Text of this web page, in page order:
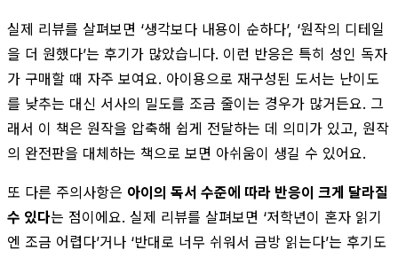
실제 리뷰를 살펴보면 ‘생각보다 내용이 순하다’, ‘원작의 디테일
을 더 원했다’는 후기가 많았습니다. 이런 반응은 특히 성인 독자
가 구매할 때 자주 보여요. 아이용으로 재구성된 도서는 난이도
를 낮추는 대신 서사의 밀도를 조금 줄이는 경우가 많거든요. 그
래서 이 책은 원작을 압축해 쉽게 전달하는 데 의미가 있고, 원작
의 완전판을 대체하는 책으로 보면 아쉬움이 생길 수 있어요.
또 다른 주의사항은 아이의 독서 수준에 따라 반응이 크게 달라질
수 있다는 점이에요. 실제 리뷰를 살펴보면 ‘저학년이 혼자 읽기
엔 조금 어렵다’거나 ‘반대로 너무 쉬워서 금방 읽는다’는 후기도